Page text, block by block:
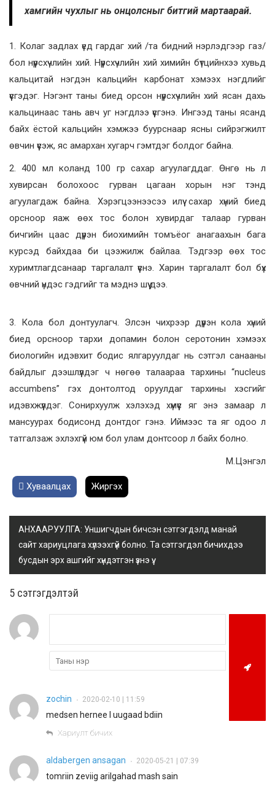
хамгийн чухлыг нь онцолсныг битгий мартаарай.
1. Колаг задлах үед гардаг хий /та бидний нэрлэдгээр газ/
бол нүүрсхүчлийн хий. Нүүрсхүчлийн хий химийн бүтцийнхээ хувьд
кальцитай нэгдэн кальцийн карбонат хэмээх нэгдлийг
үүсгэдэг. Нэгэнт таны биед орсон нүүрсхүчлийн хий ясан дахь
кальцинаас тань авч уг нэгдлээ үүсгэнэ. Ингээд таны ясанд
байх ёстой кальцийн хэмжээ буурснаар ясны сийрэгжилт
өвчин үүсэж, яс амархан хугарч гэмтдэг болдог байна.
2. 400 мл коланд 100 гр сахар агуулагддаг. Өнгө нь л
хувирсан болохоос гурван цагаан хорын нэг тэнд
агуулагдаж байна. Хэрэгцээнээсээ илүү сахар хүний биед
орсноор яаж өөх тос болон хувирдаг талаар гурван
бичгийн цаас дүүрэн биохимийн томъёог анагаахын бага
курсэд байхдаа би цээжилж байлаа. Тэдгээр өөх тос
хуримтлагдсанаар таргалалт үүснэ. Харин таргалалт бол бүх
өвчний үндэс гэдгийг та мэднэ шүү дээ.
3. Кола бол донтуулагч. Элсэн чихрээр дүүрэн кола хүний
биед орсноор тархи допамин болон серотонин хэмээх
биологийн идэвхит бодис ялгаруулдаг нь сэтгэл санааны
байдлыг дээшлүүлдэг ч нөгөө талаараа тархины “nucleus
accumbens” гэх донтолтод оруулдаг тархины хэсгийг
идэвхжүүлдэг. Сонирхуулж хэлэхэд хүмүүс яг энэ замаар л
мансуурах бодисонд донтдог гэнэ. Иймээс та яг одоо л
татгалзаж эхлэхгүй юм бол улам донтсоор л байх болно.
М.Цэнгэл
Хуваалцах Жиргэх
АНХААРУУЛГА: Уншигчдын бичсэн сэтгэгдэлд манай
сайт хариуцлага хүлээхгүй болно. Та сэтгэгдэл бичихдээ
бусдын эрх ашгийг хүндэтгэн үзнэ үү.
5 cэтгэгдэлтэй
zochin • 2020-02-10 | 11:59
medsen hernee l uugaad bdiin
Хариулт бичих
aldabergen ansagan • 2020-05-21 | 07:39
tomriin zeviig arilgahad mash sain